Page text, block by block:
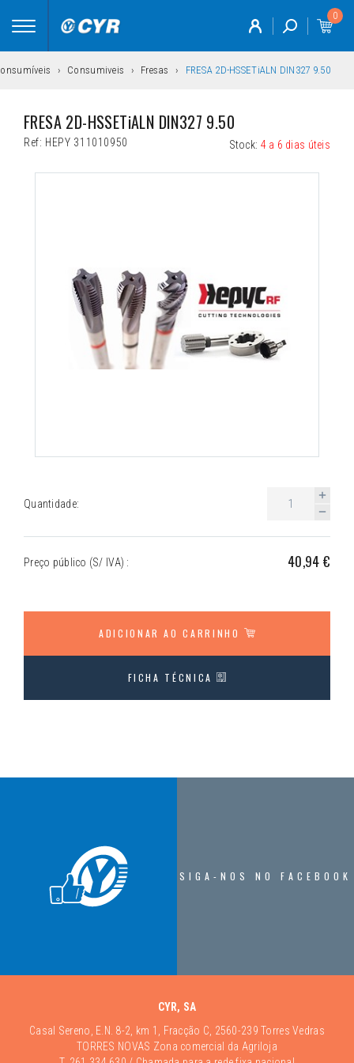
Toggle
0
Consumiveis Fresas FRESA 2D-HSSETiALN DIN327 9.50
FRESA 2D-HSSETiALN DIN327 9.50
Ref: HEPY 311010950 Stock: 4 a 6 dias úteis
Quantidade:
Preço público (S/ IVA) : 40,94 €
ADICIONAR AO CARRINHO
FICHA TÉCNICA
SIGA-NOS NO FACEBOOK
CYR, SA
Casal Sereno, E.N. 8-2, km 1, Fracção C, 2560-239 Torres Vedras
TORRES NOVAS Zona comercial da Agriloja